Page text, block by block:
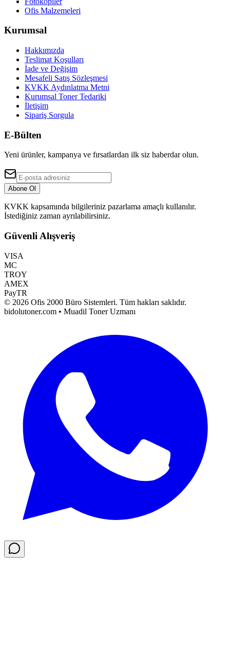
Ofis Malzemeleri
Kurumsal
Hakkımızda
Teslimat Koşulları
İade ve Değişim
Mesafeli Satış Sözleşmesi
KVKK Aydınlatma Metni
Kurumsal Toner Tedariki
İletişim
Sipariş Sorgula
E-Bülten
Yeni ürünler, kampanya ve fırsatlardan ilk siz haberdar olun.
Abone Ol
KVKK kapsamında bilgileriniz pazarlama amaçlı kullanılır.
İstediğiniz zaman ayrılabilirsiniz.
Güvenli Alışveriş
VISA
MC
TROY
AMEX
PayTR
© 2026 Ofis 2000 Büro Sistemleri. Tüm hakları saklıdır.
bidolutoner.com • Muadil Toner Uzmanı